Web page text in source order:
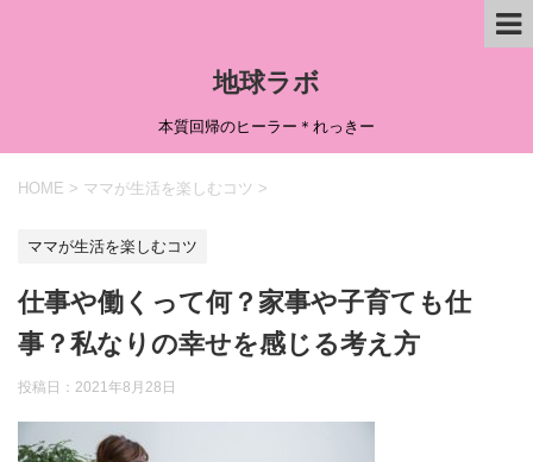
地球ラボ
本質回帰のヒーラー＊れっきー
HOME > ママが生活を楽しむコツ >
ママが生活を楽しむコツ
仕事や働くって何？家事や子育ても仕
事？私なりの幸せを感じる考え方
投稿日： 2021年8月28日